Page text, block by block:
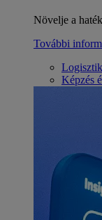
Növelje a
További
Képzés